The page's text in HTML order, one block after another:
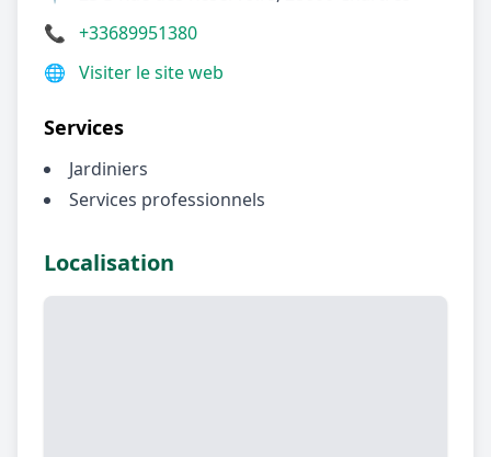
📞 +33689951380
🌐 Visiter le site web
Services
Jardiniers
Services professionnels
Localisation